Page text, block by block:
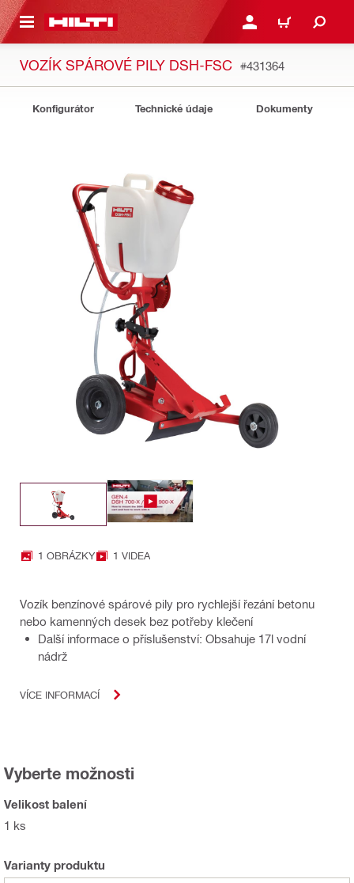
HLAVNÍ OBSAH PŘIHLÁSIT NEBO
KOŠÍK
VOZÍK SPÁROVÉ PILY DSH-FSC #431364
Konfigurátor Technické údaje Dokumenty
1 OBRÁZKY 1 VIDEA
Vozík benzínové spárové pily pro rychlejší řezání betonu
nebo kamenných desek bez potřeby klečení
Další informace o příslušenství: Obsahuje 17l vodní
nádrž
VÍCE INFORMACÍ
Vyberte možnosti
Velikost balení
1 ks
Varianty produktu